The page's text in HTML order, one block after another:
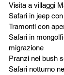
Visita a villaggi
Safari in jeep
Tramonti con
Safari in
migrazione
Pranzi nel bush
Safari notturno